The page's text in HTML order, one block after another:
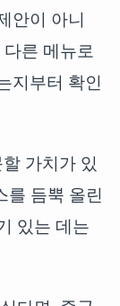
안이 아니
른 메뉴로
지부터 확인
가치가 있
를 듬뿍 올린
있는 데는